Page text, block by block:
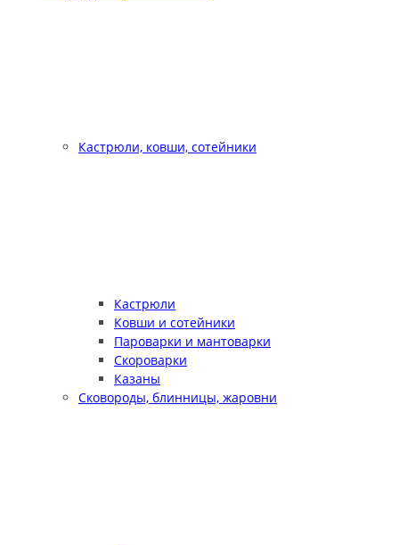
Кастрюли, ковши, сотейники
Кастрюли
Ковши и сотейники
Пароварки и мантоварки
Скороварки
Казаны
Сковороды, блинницы, жаровни